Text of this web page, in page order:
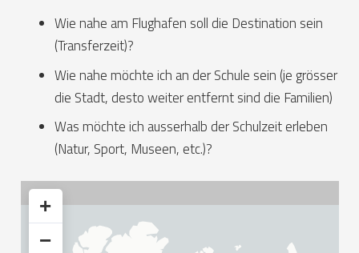
Wie nahe am Flughafen soll die Destination sein
(Transferzeit)?
Wie nahe möchte ich an der Schule sein (je grösser
die Stadt, desto weiter entfernt sind die Familien)
Was möchte ich ausserhalb der Schulzeit erleben
(Natur, Sport, Museen, etc.)?
+
−